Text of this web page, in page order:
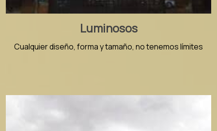
Luminosos
Cualquier diseño, forma y tamaño, no tenemos límites